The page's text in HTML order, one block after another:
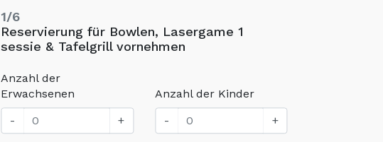
1/6
Reservierung für Bowlen, Lasergame 1
sessie & Tafelgrill vornehmen
Anzahl der
Erwachsenen
-
+
Anzahl der Kinder
-
+